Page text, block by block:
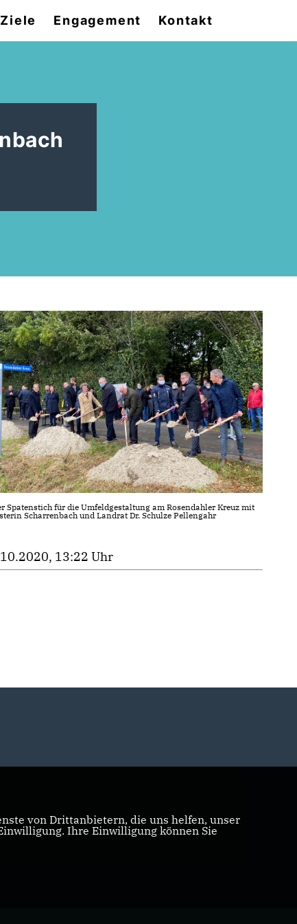
Engagement Kontakt
Spatenstich für die Umfeldgestaltung am Rosendahler Kreuz mit
Scharrenbach und Landrat Dr. Schulze Pellengahr
13:22 Uhr
von Drittanbietern, die uns helfen, unser
Ihre Einwilligung können Sie